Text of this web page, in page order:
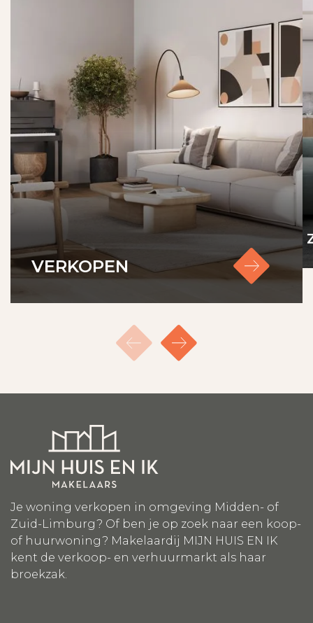
de koper te worden overgenomen.
Ontbinding: De termijn die wordt opgenomen
voor eventuele ontbindende voorwaarden is in
de regel 4 tot 6 weken na het sluiten van de
koopovereenkomst
Waarborgsom of bankgarantie: De
waarborgsom bedraagt 10% van de koopsom. De
koper dient deze 7 dagen ná het vervallen van de
ontbindende voorwaarden bij de desbetreffende
notaris te deponeren.
Bouwkundige keuring: Koper is te allen tijde
gerechtigd voor eigen rekening een
bouwkundige keuring te laten verrichten dan
goed inzicht te verkrijgen over de staat van
onderhoud.
Opkoopbescherming: Sinds 1 oktober 2022 geldt
opkoopbescherming van woningen tot 402.000
VERKOPEN
Je woning verkopen in omgeving Midden- of
Zuid-Limburg? Of ben je op zoek naar een koop-
of huurwoning? Makelaardij MIJN HUIS EN IK
kent de verkoop- en verhuurmarkt als haar
broekzak.